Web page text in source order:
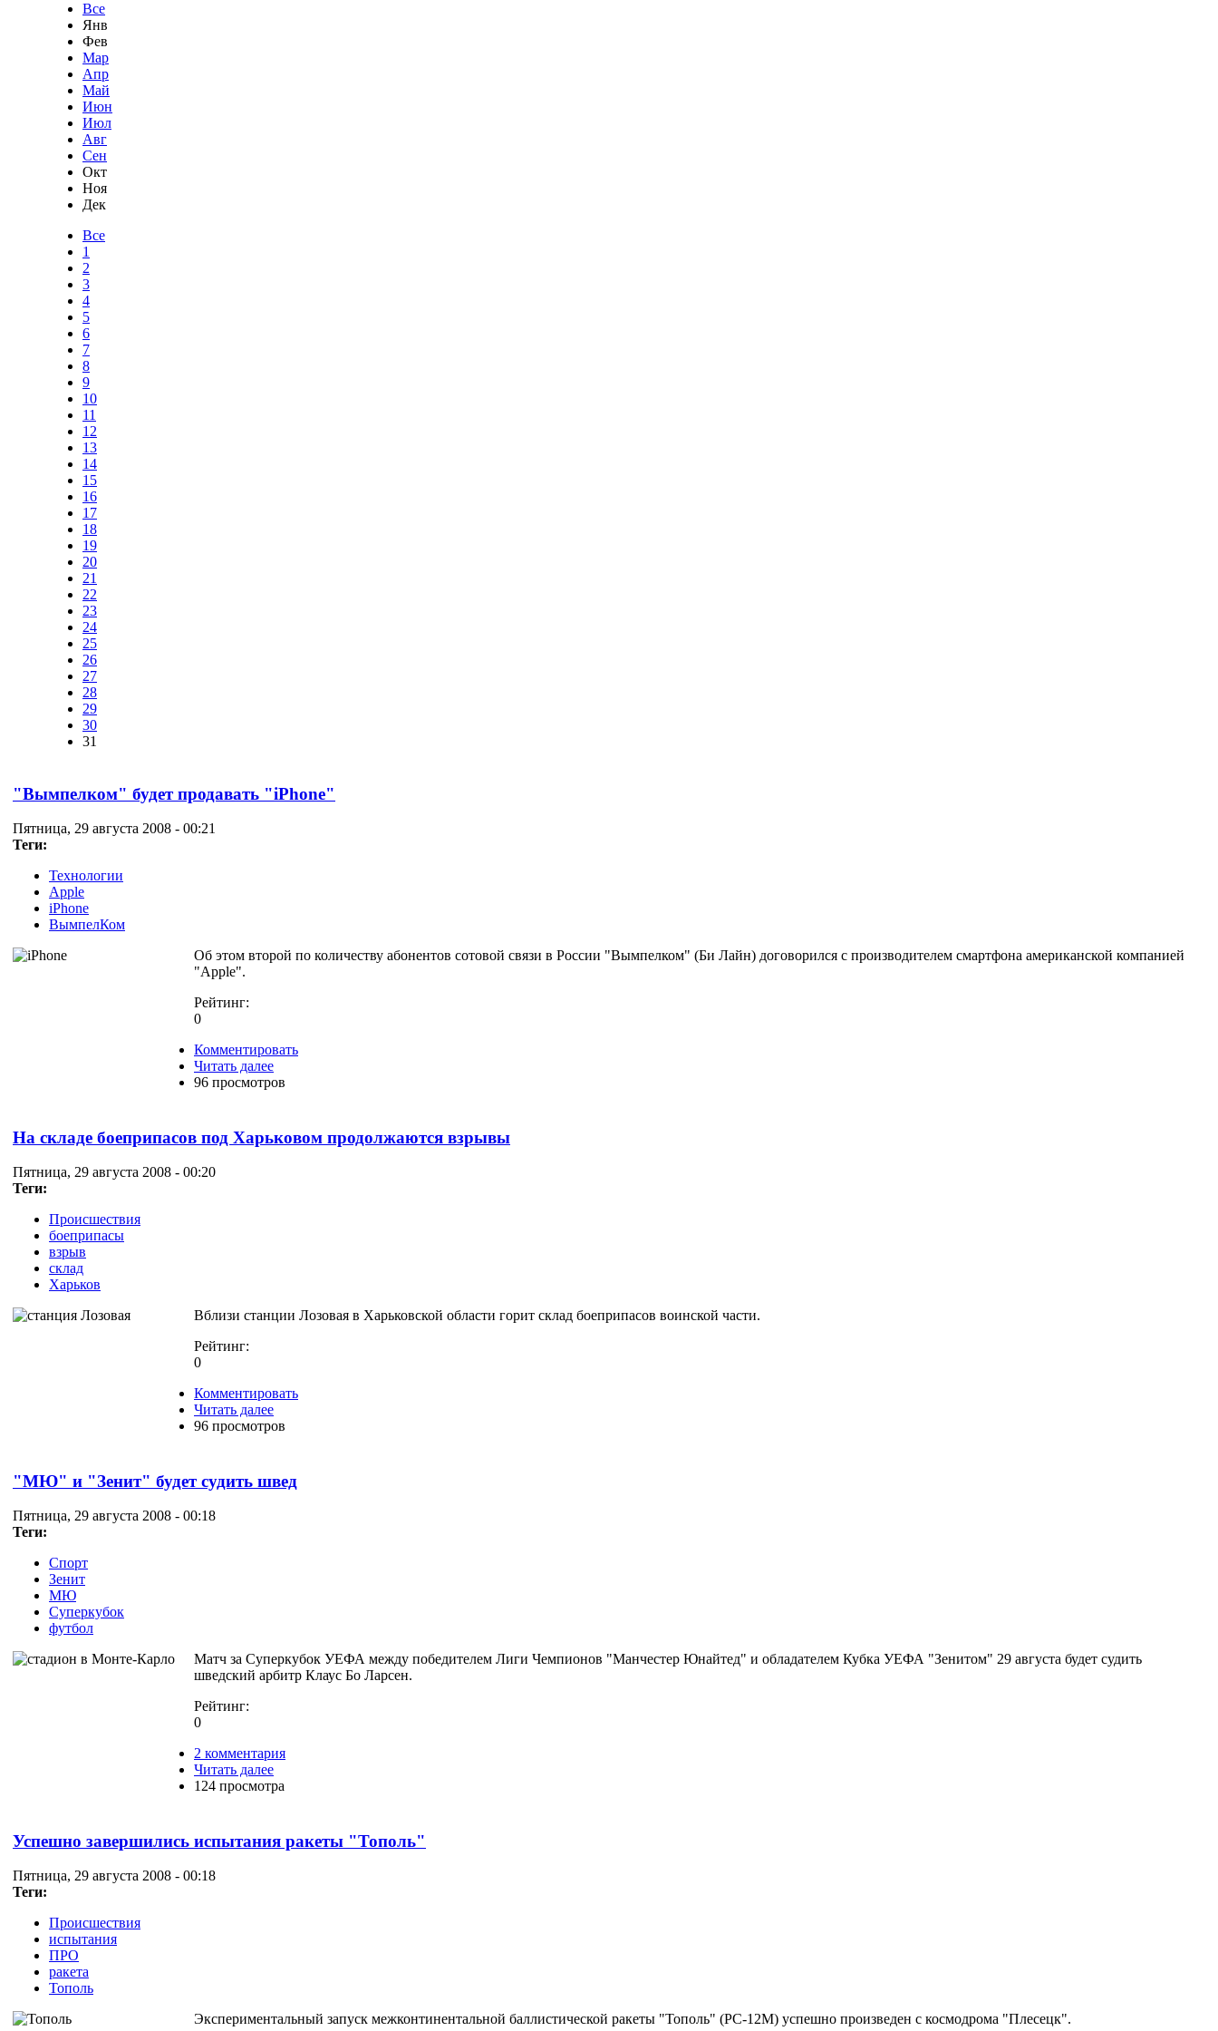
Все
Янв
Фев
Мар
Апр
Май
Июн
Июл
Авг
Сен
Окт
Ноя
Дек
Все
1
2
3
4
5
6
7
8
9
10
11
12
13
14
15
16
17
18
19
20
21
22
23
24
25
26
27
28
29
30
31
"Вымпелком" будет продавать "iPhone"
Пятница, 29 августа 2008 - 00:21
Теги:
Технологии
Apple
iPhone
ВымпелКом
Об этом второй по количеству абонентов сотовой связи в России "Вымпелком" (Би Лайн) договорился с производителем смартфона американской компанией
"Apple".
Рейтинг:
0
Комментировать
Читать далее
96 просмотров
На складе боеприпасов под Харьковом продолжаются взрывы
Пятница, 29 августа 2008 - 00:20
Теги:
Происшествия
боеприпасы
взрыв
склад
Харьков
Вблизи станции Лозовая в Харьковской области горит склад боеприпасов воинской части.
Рейтинг:
0
Комментировать
Читать далее
96 просмотров
"МЮ" и "Зенит" будет судить швед
Пятница, 29 августа 2008 - 00:18
Теги:
Спорт
Зенит
МЮ
Суперкубок
футбол
Матч за Суперкубок УЕФА между победителем Лиги Чемпионов "Манчестер Юнайтед" и обладателем Кубка УЕФА "Зенитом" 29 августа будет судить
шведский арбитр Клаус Бо Ларсен.
Рейтинг:
0
2 комментария
Читать далее
124 просмотра
Успешно завершились испытания ракеты "Тополь"
Пятница, 29 августа 2008 - 00:18
Теги:
Происшествия
испытания
ПРО
ракета
Тополь
Экспериментальный запуск межконтинентальной баллистической ракеты "Тополь" (РС-12М) успешно произведен с космодрома "Плесецк".